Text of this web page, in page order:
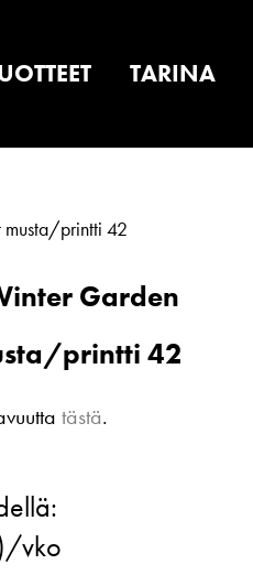
TARINA
musta/printti 42
Garden
printti 42
tästä.
vko